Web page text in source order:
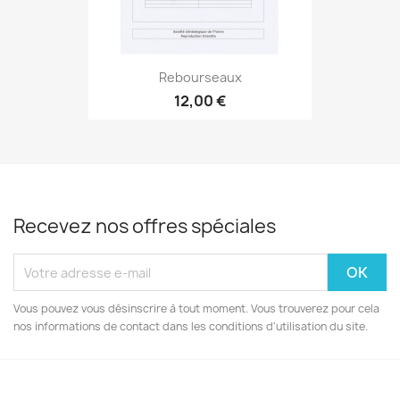
Rebourseaux
12,00 €
Recevez nos offres spéciales
Vous pouvez vous désinscrire à tout moment. Vous trouverez pour cela
nos informations de contact dans les conditions d'utilisation du site.